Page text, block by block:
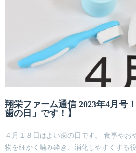
翔栄ファーム通信 2023年4月号
歯の日」です！】
４月１８日はよい歯の日です。 食事やお
物を細かく噛み砕き、消化しやすくする